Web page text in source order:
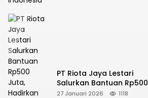
PT Riota Jaya Lestari
Salurkan Bantuan Rp500
Juta, Hadirkan Harapan
27 Januari 2026 1118